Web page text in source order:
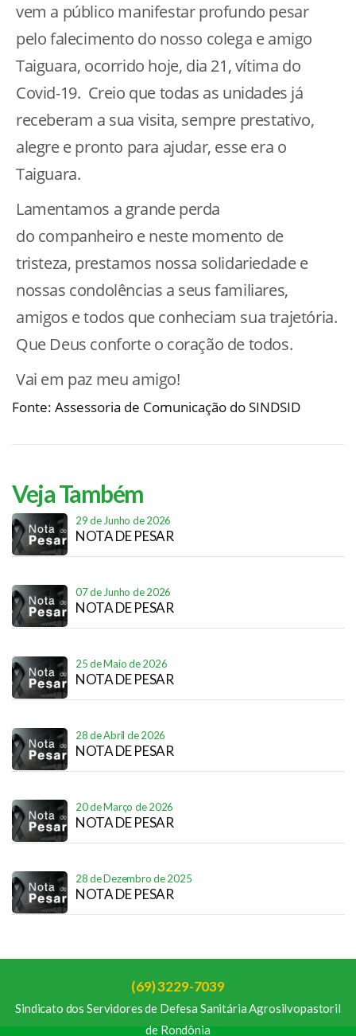
vem a público manifestar profundo pesar
pelo falecimento do nosso colega e amigo
Taiguara, ocorrido hoje, dia 21, vítima do
Covid-19. Creio que todas as unidades já
receberam a sua visita, sempre prestativo,
alegre e pronto para ajudar, esse era o
Taiguara.
Lamentamos a grande perda
do companheiro e neste momento de
tristeza, prestamos nossa solidariedade e
nossas condolências a seus familiares,
amigos e todos que conheciam sua trajetória.
Que Deus conforte o coração de todos.
Vai em paz meu amigo!
Fonte: Assessoria de Comunicação do SINDSID
Veja Também
29 de Junho de 2026
NOTA DE PESAR
07 de Junho de 2026
NOTA DE PESAR
25 de Maio de 2026
NOTA DE PESAR
28 de Abril de 2026
NOTA DE PESAR
20 de Março de 2026
NOTA DE PESAR
28 de Dezembro de 2025
NOTA DE PESAR
(69) 3229-7039
Sindicato dos Servidores de Defesa Sanitária Agrosilvopastoril
de Rondônia